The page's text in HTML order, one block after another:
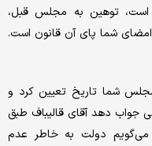
است، توهین به مجلس قبل،
شما پای آن قانون است.
شما تاریخ تعیین کرد و
جواب دهد آقای قالیباف طبق
می‌گویم دولت به خاطر عدم